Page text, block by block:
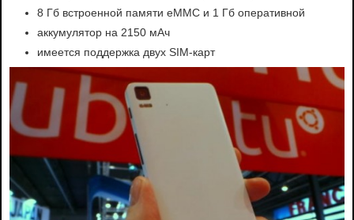
8 Гб встроенной памяти eMMC и 1 Гб оперативной
аккумулятор на 2150 мАч
имеется поддержка двух SIM-карт